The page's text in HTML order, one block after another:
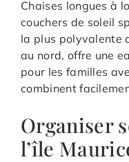
Chaises longues à
couchers de soleil
la plus polyvalente
au nord, offre une
pour les familles
combinent
Organiser
l’île